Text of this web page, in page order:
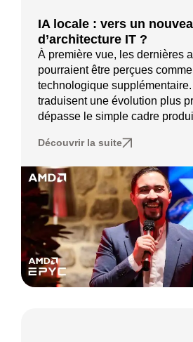
IA locale : vers un
d’architecture IT ?
À première vue, les dernières
pourraient être perçues
technologique
traduisent une évolution plus
dépasse le simple cadre
Découvrir la suite